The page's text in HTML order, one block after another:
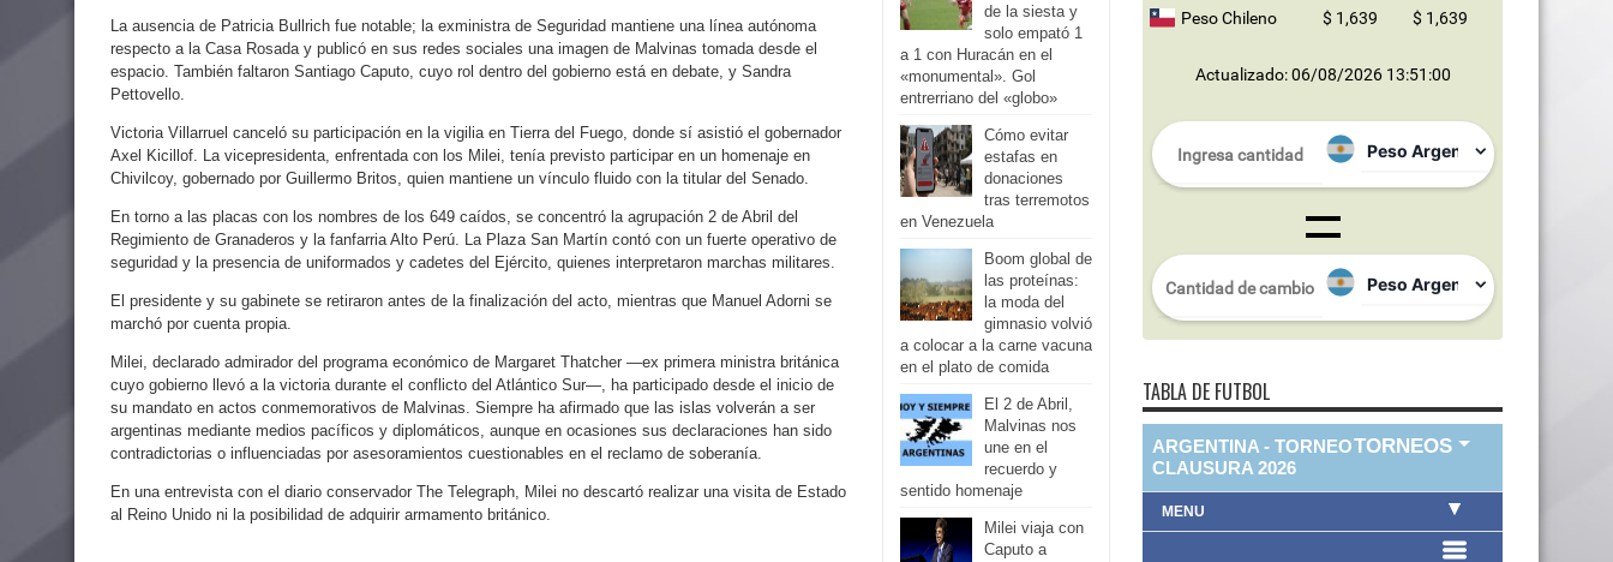
La ausencia de Patricia Bullrich fue notable; la exministra de Seguridad mantiene una línea autónoma
respecto a la Casa Rosada y publicó en sus redes sociales una imagen de Malvinas tomada desde el
espacio. También faltaron Santiago Caputo, cuyo rol dentro del gobierno está en debate, y Sandra
Pettovello.
Victoria Villarruel canceló su participación en la vigilia en Tierra del Fuego, donde sí asistió el gobernador
Axel Kicillof. La vicepresidenta, enfrentada con los Milei, tenía previsto participar en un homenaje en
Chivilcoy, gobernado por Guillermo Britos, quien mantiene un vínculo fluido con la titular del Senado.
En torno a las placas con los nombres de los 649 caídos, se concentró la agrupación 2 de Abril del
Regimiento de Granaderos y la fanfarria Alto Perú. La Plaza San Martín contó con un fuerte operativo de
seguridad y la presencia de uniformados y cadetes del Ejército, quienes interpretaron marchas militares.
El presidente y su gabinete se retiraron antes de la finalización del acto, mientras que Manuel Adorni se
marchó por cuenta propia.
Milei, declarado admirador del programa económico de Margaret Thatcher —ex primera ministra británica
cuyo gobierno llevó a la victoria durante el conflicto del Atlántico Sur—, ha participado desde el inicio de
su mandato en actos conmemorativos de Malvinas. Siempre ha afirmado que las islas volverán a ser
argentinas mediante medios pacíficos y diplomáticos, aunque en ocasiones sus declaraciones han sido
contradictorias o influenciadas por asesoramientos cuestionables en el reclamo de soberanía.
En una entrevista con el diario conservador The Telegraph, Milei no descartó realizar una visita de Estado
al Reino Unido ni la posibilidad de adquirir armamento británico.
de la siesta y
solo empató 1
a 1 con Huracán en el
«monumental». Gol
entrerriano del «globo»
Cómo evitar
estafas en
donaciones
tras terremotos
en Venezuela
Boom global de
las proteínas:
la moda del
gimnasio volvió
a colocar a la carne vacuna
en el plato de comida
El 2 de Abril,
Malvinas nos
une en el
recuerdo y
sentido homenaje
Milei viaja con
Caputo a
Peso Chileno $ 1,639 $ 1,639
Actualizado: 06/08/2026 13:51:00
TABLA DE FUTBOL